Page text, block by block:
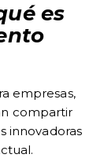
es
empresas,
compartir
innovadoras